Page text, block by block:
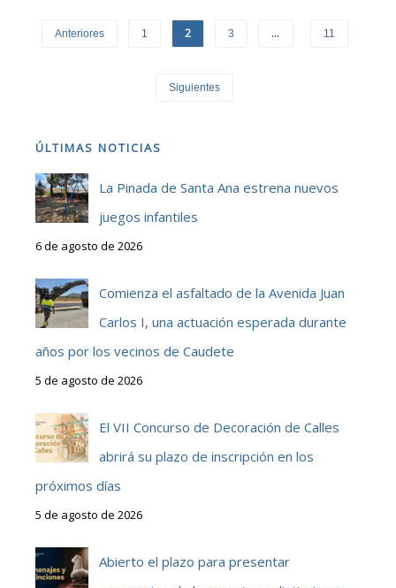
Anteriores 1 2 3 … 11
Siguientes
ÚLTIMAS NOTICIAS
La Pinada de Santa Ana estrena nuevos
juegos infantiles
6 de agosto de 2026
Comienza el asfaltado de la Avenida Juan
Carlos I, una actuación esperada durante
años por los vecinos de Caudete
5 de agosto de 2026
El VII Concurso de Decoración de Calles
abrirá su plazo de inscripción en los
próximos días
5 de agosto de 2026
Abierto el plazo para presentar